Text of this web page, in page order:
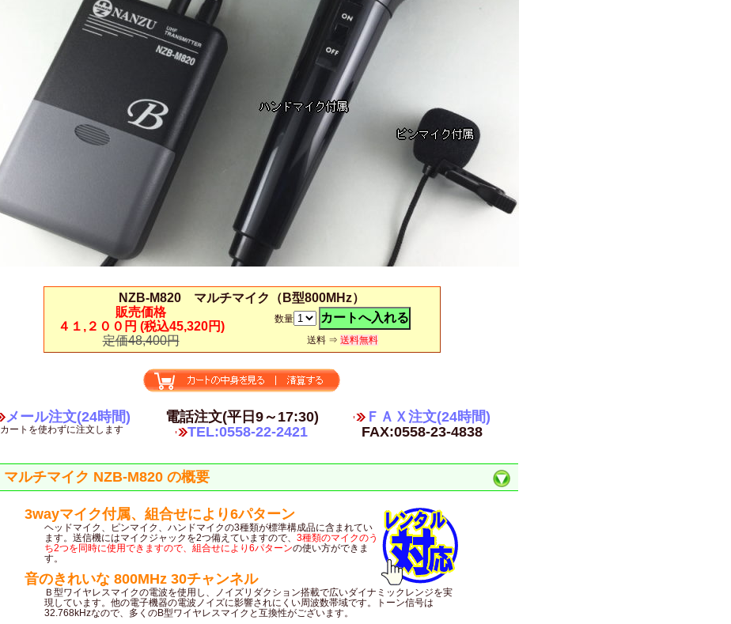
NZB-M820 マルチマイク（B型800MHz）
販売価格
４１,２００円 (税込45,320円)
定価48,400円
数量
送料 ⇒ 送料無料
メール注文(24時間)
カートを使わずに注文します
ＦＡＸ注文(24時間)
FAX:0558-23-4838
電話注文(平日9～17:30)
TEL:0558-22-2421
マルチマイク NZB-M820 の概要
3wayマイク付属、組合せにより6パターン
ヘッドマイク、ピンマイク、ハンドマイクの3種類が標準構成品に含まれてい
ます。送信機にはマイクジャックを2つ備えていますので、 3種類のマイクのう
ち2つを同時に使用できますので、組合せにより6パターンの使い方ができま
す。
音のきれいな 800MHz 30チャンネル
Ｂ型ワイヤレスマイクの電波を使用し、ノイズリダクション搭載で広いダイナミックレンジを実
現しています。他の電子機器の電波ノイズに影響されにくい周波数帯域です。トーン信号は
32.768kHzなので、多くのB型ワイヤレスマイクと互換性がございます。